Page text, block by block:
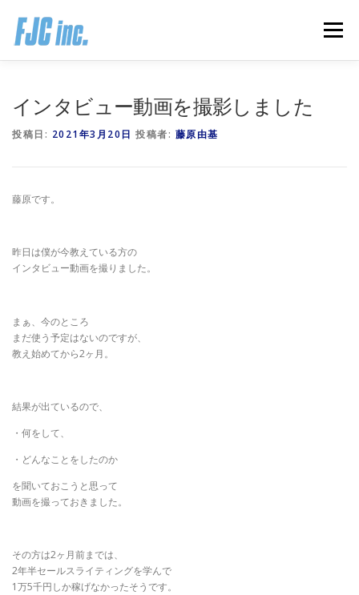
メニュー
インタビュー動画を撮影しました
投稿日: 2021年3月20日 投稿者: 藤原由基
藤原です。
昨日は僕が今教えている方の
インタビュー動画を撮りました。
まぁ、今のところ
まだ使う予定はないのですが、
教え始めてから2ヶ月。
結果が出ているので、
・何をして、
・どんなことをしたのか
を聞いておこうと思って
動画を撮っておきました。
その方は2ヶ月前までは、
2年半セールスライティングを学んで
1万5千円しか稼げなかったそうです。